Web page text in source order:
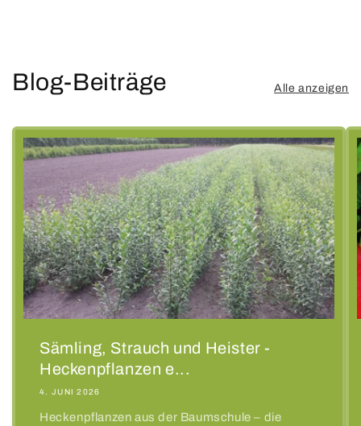
Blog-Beiträge Alle anzeigen
Sämling, Strauch und Heister -
Heckenpflanzen e...
4. JUNI 2026
Heckenpflanzen aus der Baumschule – die